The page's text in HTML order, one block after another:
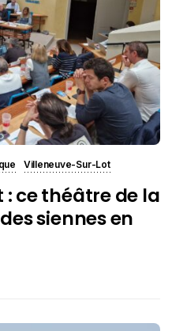
Villeneuve-Sur-Lot
ce théâtre de la
siennes en